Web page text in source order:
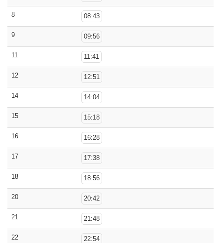
8 08:43
9 09:56
11 11:41
12 12:51
14 14:04
15 15:18
16 16:28
17 17:38
18 18:56
20 20:42
21 21:48
22 22:54